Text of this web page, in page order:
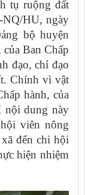
tụ ruộng đất
NQ/HU, ngày
bộ huyện
Ban Chấp
đạo, chỉ đạo
Chính vì vật
hành, của
nội dung này
viên nông
đến chi hội
hiện nhiệm